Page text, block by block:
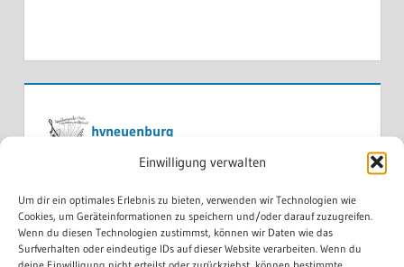
Einwilligung verwalten
Um dir ein optimales Erlebnis zu bieten, verwenden wir Technologien wie
Cookies, um Geräteinformationen zu speichern und/oder darauf zuzugreifen.
Wenn du diesen Technologien zustimmst, können wir Daten wie das
Surfverhalten oder eindeutige IDs auf dieser Website verarbeiten. Wenn du
deine Einwilligung nicht erteilst oder zurückziehst, können bestimmte
hvneuenburg